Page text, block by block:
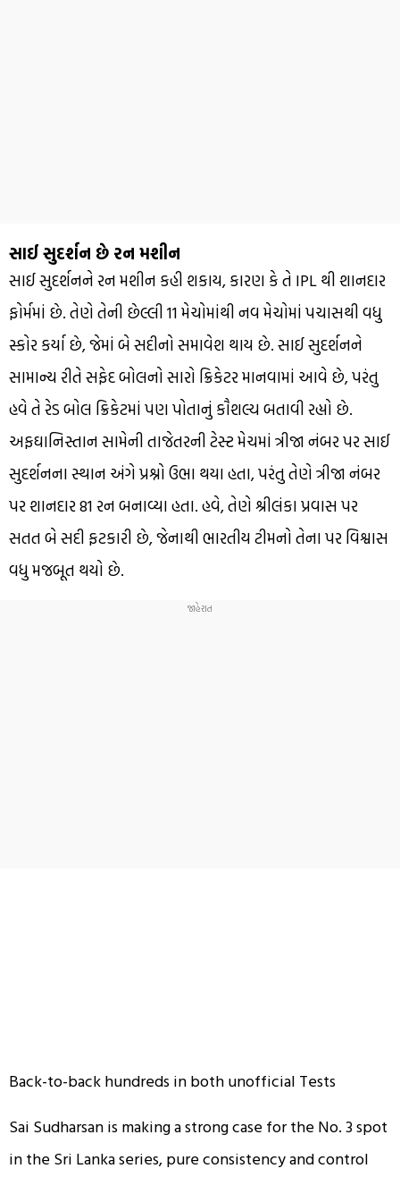
સાઈ સુદર્શન છે રન મશીન
સાઈ સુદર્શનને રન મશીન કહી શકાય, કારણ કે તે IPL થી શાનદાર
ફોર્મમાં છે. તેણે તેની છેલ્લી 11 મેચોમાંથી નવ મેચોમાં પચાસથી વધુ
સ્કોર કર્યા છે, જેમાં બે સદીનો સમાવેશ થાય છે. સાઈ સુદર્શનને
સામાન્ય રીતે સફેદ બોલનો સારો ક્રિકેટર માનવામાં આવે છે, પરંતુ
હવે તે રેડ બોલ ક્રિકેટમાં પણ પોતાનું કૌશલ્ય બતાવી રહ્યો છે.
અફઘાનિસ્તાન સામેની તાજેતરની ટેસ્ટ મેચમાં ત્રીજા નંબર પર સાઈ
સુદર્શનના સ્થાન અંગે પ્રશ્નો ઉભા થયા હતા, પરંતુ તેણે ત્રીજા નંબર
પર શાનદાર 81 રન બનાવ્યા હતા. હવે, તેણે શ્રીલંકા પ્રવાસ પર
સતત બે સદી ફટકારી છે, જેનાથી ભારતીય ટીમનો તેના પર વિશ્વાસ
વધુ મજબૂત થયો છે.
Back-to-back hundreds in both unofficial Tests
Sai Sudharsan is making a strong case for the No. 3 spot
in the Sri Lanka series, pure consistency and control